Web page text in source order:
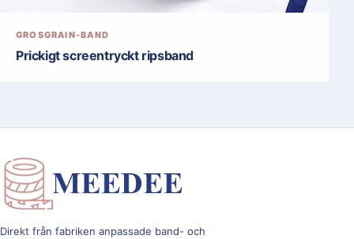
GROSGRAIN-BAND
Prickigt screentryckt ripsband
Direkt från fabriken anpassade band- och